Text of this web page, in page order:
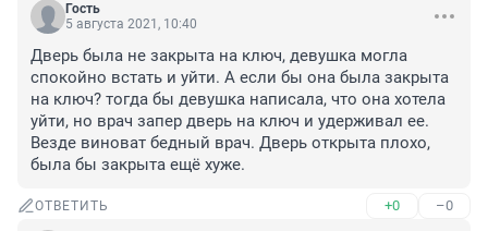
Гость
5 августа 2021, 10:40
Дверь была не закрыта на ключ, девушка могла
спокойно встать и уйти. А если бы она была закрыта
на ключ? тогда бы девушка написала, что она хотела
уйти, но врач запер дверь на ключ и удерживал ее.
Везде виноват бедный врач. Дверь открыта плохо,
была бы закрыта ещё хуже.
ОТВЕТИТЬ +0 –0